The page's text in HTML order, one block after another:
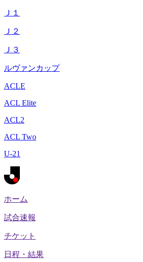
Ｊ１
Ｊ２
Ｊ３
ルヴァンカップ
ACLE
ACL Elite
ACL2
ACL Two
U-21
ホーム
試合速報
チケット
日程・結果